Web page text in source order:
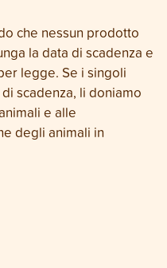
che nessun prodotto
la data di scadenza e
legge. Se i singoli
scadenza, li doniamo
e alle
degli animali in